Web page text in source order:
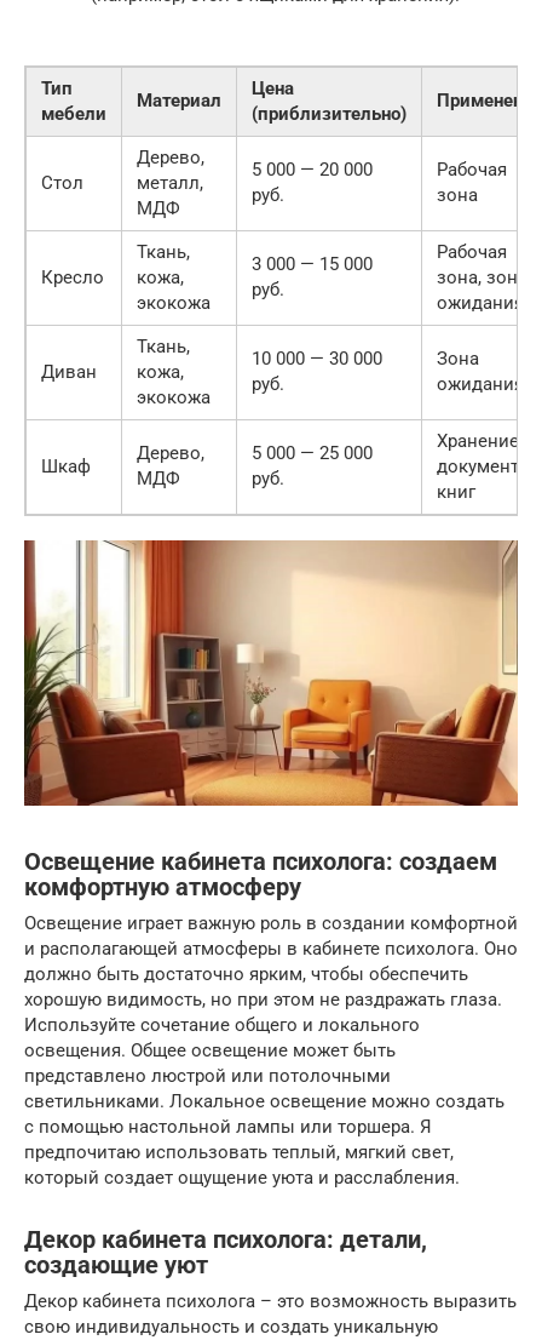
Тип
мебели
Материал
Цена
(приблизительно)
Применение
Стол
Дерево,
металл,
МДФ
5 000 — 20 000
руб.
Рабочая
зона
Кресло
Ткань,
кожа,
экокожа
3 000 — 15 000
руб.
Рабочая
зона, зона
ожидания
Диван
Ткань,
кожа,
экокожа
10 000 — 30 000
руб.
Зона
ожидания
Шкаф
Дерево,
МДФ
5 000 — 25 000
руб.
Хранение
книг
Освещение кабинета психолога: создаем
комфортную атмосферу
Освещение играет важную роль в создании комфортной
и располагающей атмосферы в кабинете психолога. Оно
должно быть достаточно ярким, чтобы обеспечить
хорошую видимость, но при этом не раздражать глаза.
Используйте сочетание общего и локального
освещения. Общее освещение может быть
представлено люстрой или потолочными
светильниками. Локальное освещение можно создать
с помощью настольной лампы или торшера. Я
предпочитаю использовать теплый, мягкий свет,
который создает ощущение уюта и расслабления.
Декор кабинета психолога: детали,
создающие уют
Декор кабинета психолога – это возможность выразить
свою индивидуальность и создать уникальную